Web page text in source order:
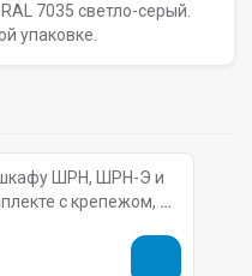
7035 светло-серый.
упаковке.
шкафу ШРН, ШРН-Э и
с крепежом, А-